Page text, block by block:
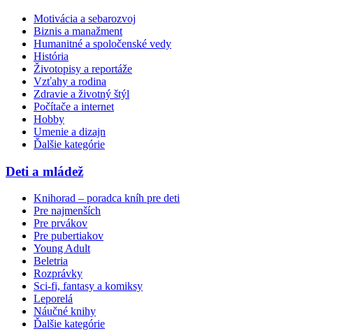
Motivácia a sebarozvoj
Biznis a manažment
Humanitné a spoločenské vedy
História
Životopisy a reportáže
Vzťahy a rodina
Zdravie a životný štýl
Počítače a internet
Hobby
Umenie a dizajn
Ďalšie kategórie
Deti a mládež
Knihorad – poradca kníh pre deti
Pre najmenších
Pre prvákov
Pre pubertiakov
Young Adult
Beletria
Rozprávky
Sci-fi, fantasy a komiksy
Leporelá
Náučné knihy
Ďalšie kategórie